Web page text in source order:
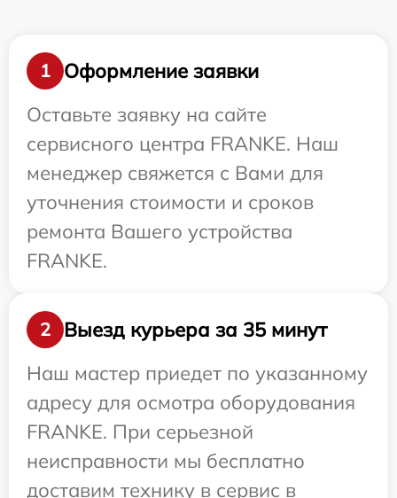
1
Оформление заявки
Оставьте заявку на сайте
сервисного центра FRANKE. Наш
менеджер свяжется с Вами для
уточнения стоимости и сроков
ремонта Вашего устройства
FRANKE.
2
Выезд курьера за 35 минут
Наш мастер приедет по указанному
адресу для осмотра оборудования
FRANKE. При серьезной
неисправности мы бесплатно
доставим технику в сервис в